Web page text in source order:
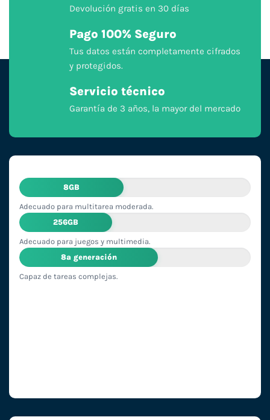
Devolución gratis en 30 días
Pago 100% Seguro
Tus datos están completamente cifrados
y protegidos.
Servicio técnico
Garantía de 3 años, la mayor del mercado
8GB
Adecuado para multitarea moderada.
256GB
Adecuado para juegos y multimedia.
8ª generación
Capaz de tareas complejas.